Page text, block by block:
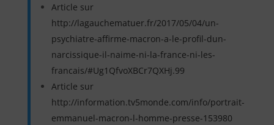
Article sur
http://lagauchematuer.fr/2017/05/04/un-
psychiatre-affirme-macron-a-le-profil-dun-
narcissique-il-naime-ni-la-france-ni-les-
francais/#Ug1QfvoXBCr7QXHj.99
Article sur
http://information.tv5monde.com/info/portrait-
emmanuel-macron-l-homme-presse-153980